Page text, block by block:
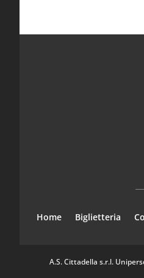
Home Biglietteria
A.S. Cittadella s.r.l.